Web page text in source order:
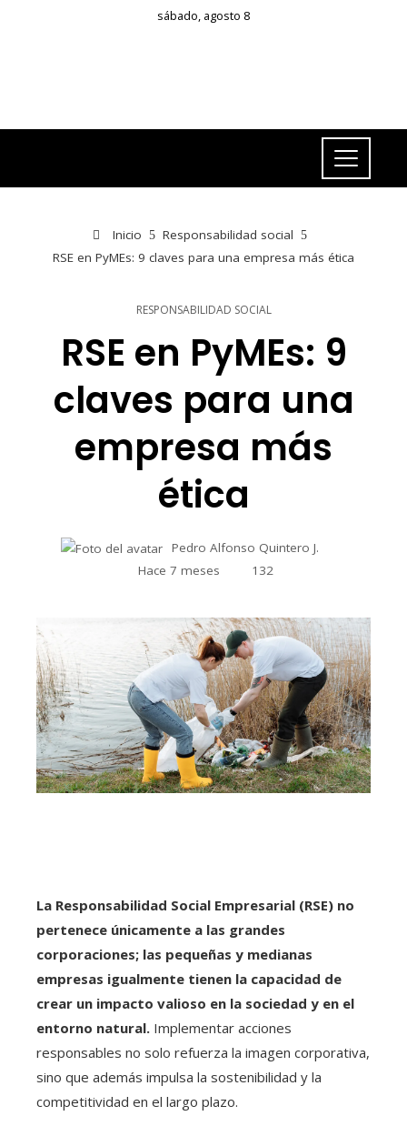
sábado, agosto 8
Inicio
Responsabilidad social
RSE en PyMEs: 9 claves para una empresa más ética
RESPONSABILIDAD SOCIAL
RSE en PyMEs: 9
claves para una
empresa más
ética
Pedro Alfonso Quintero J.
Hace 7 meses
132
La Responsabilidad Social Empresarial (RSE) no
pertenece únicamente a las grandes
corporaciones; las pequeñas y medianas
empresas igualmente tienen la capacidad de
crear un impacto valioso en la sociedad y en el
entorno natural. Implementar acciones
responsables no solo refuerza la imagen corporativa,
sino que además impulsa la sostenibilidad y la
competitividad en el largo plazo.